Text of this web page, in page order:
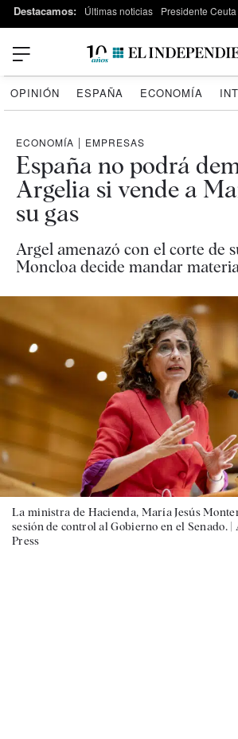
Destacamos: Últimas noticias Presidente
OPINIÓN ESPAÑA ECONOMÍA
ECONOMÍA | EMPRESAS
España no podrá
Argelia si vende a
su gas
Argel amenazó con el corte de
Moncloa decide mandar
La ministra de Hacienda, María Jesús
sesión de control al Gobierno en el Senado. |
Press